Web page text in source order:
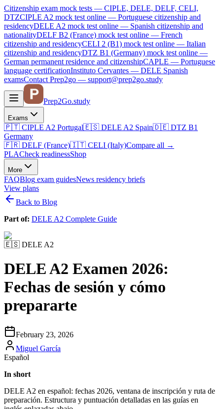
Citizenship exam mock tests — CIPLE, DELE, DELF, CELI,
DTZCIPLE A2 mock test online — Portuguese citizenship and
residencyDELE A2 mock test online — Spanish citizenship and
nationalityDELF B2 (France) mock test online — French
citizenship and residencyCELI 2 (B1) mock test online — Italian
citizenship and residencyDTZ B1 (Germany) mock test online —
German permanent residence and citizenshipCAPLE — Portuguese
language certificationInstituto Cervantes — DELE Spanish
examsContact Prep2go — support@prep2go.study
Prep2Go.study
Exams
🇵🇹 CIPLE A2 Portugal🇪🇸 DELE A2 Spain🇩🇪 DTZ B1
Germany
🇫🇷 DELF (France)🇮🇹 CELI (Italy)Compare all →
PLACheck readinessShop
More
FAQBlog exam guidesNews residency briefs
View plans
Back to Blog
Part of: DELE A2 Complete Guide
🇪🇸 DELE A2
DELE A2 Examen 2026:
Fechas de sesión y cómo
prepararte
February 23, 2026
Miguel García
Español
In short
DELE A2 en español: fechas 2026, ventana de inscripción y ruta de
preparación. Estructura y puntuación detalladas en las guías en